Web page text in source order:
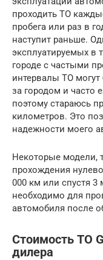
проходить ТО
пробега или раз в
наступит раньше.
эксплуатируемых в
городе с частыми
интервалы ТО
за городом и часто
поэтому стараюсь
километров. Это
надежности моего
Некоторые модели,
прохождения
000 км или спустя 3
необходимо для
автомобиля после
Стоимость ТО
дилера